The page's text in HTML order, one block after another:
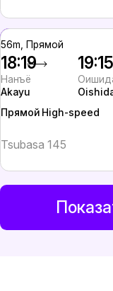
56m, Прямой
18:19
Нанъё
Akayu
19:15
Прямой High-speed
Tsubasa 145